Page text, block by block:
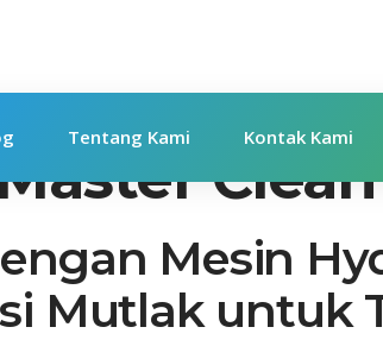
Tentang Kami Kontak Kami
Clean
Mesin
Mutlak untuk